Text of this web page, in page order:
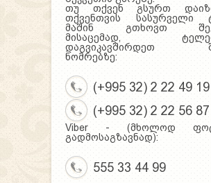
თუ თქვენ გსურთ
თქვენთვის სასურველი
მაშინ გთხოვთ
მისაცემად,
დაგვიკავშირდეთ
ნომრებზე:
(+995 32) 2 22 49 19
(+995 32) 2 22 56 87
Viber - (მხოლოდ
გადმოსაგზავნად):
555 33 44 99